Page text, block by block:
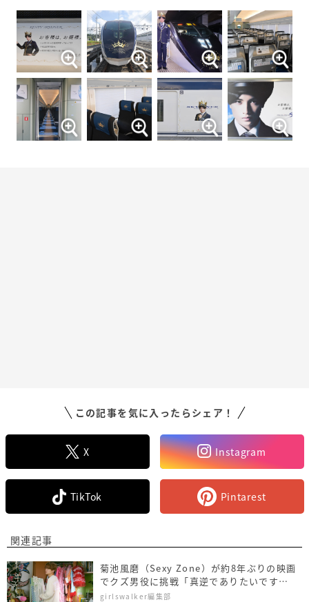
この記事を気に入ったらシェア！
X Instagram
TikTok Pintarest
関連記事
菊池風磨（Sexy Zone）が約8年ぶりの映画
でクズ男役に挑戦「真逆でありたいです
（笑）」＜独占カットあり＞
girlswalker編集部